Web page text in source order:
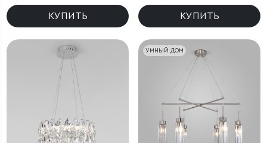
КУПИТЬ КУПИТЬ
УМНЫЙ ДОМ